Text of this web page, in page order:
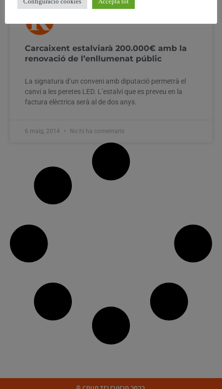
Carcaixent estalviarà 200.000€ amb la
renovació de l’enllumenat públic
La signatura d’un conveni amb diputació permetrà el
canvi a les peretes LED. L’estalvi que es preveu en la
factura elèctrica serà al de dos anys.
6 maig, 2014 No hi ha comentaris